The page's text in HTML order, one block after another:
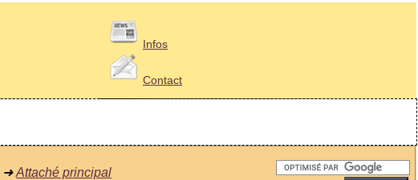
Infos
Contact
➜Attaché principal